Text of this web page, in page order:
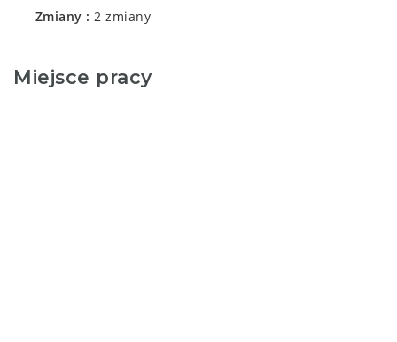
Zmiany
2 zmiany
Miejsce pracy